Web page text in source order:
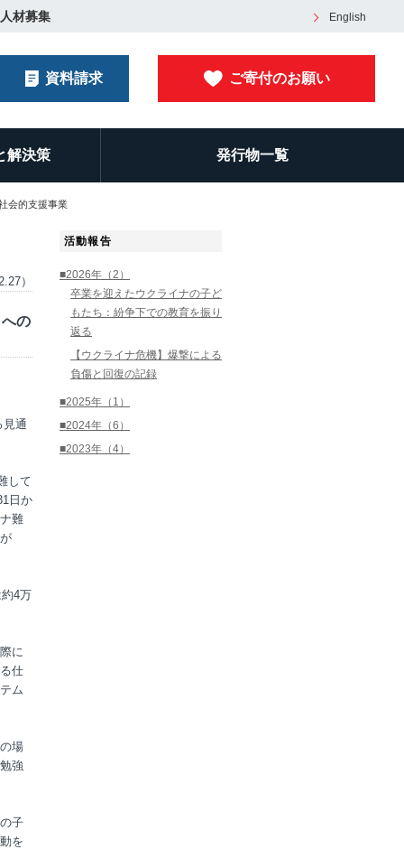
人材募集 English
資料請求 ご寄付のお願い
解決策 発行物一覧
会的支援事業
）
の
見通
して
日か
難
4万
に
仕
ム
場
強
子
を
活動報告
■2026年（2）
卒業を迎えたウクライナの子ど
もたち：紛争下での教育を振り
返る
【ウクライナ危機】爆撃による
負傷と回復の記録
■2025年（1）
■2024年（6）
■2023年（4）